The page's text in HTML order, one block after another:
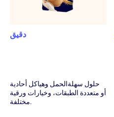
دقيق
حلول سهلةالحمل وهياكل أحادية
أو متعددة الطبقات، وخيارات ورقية
مختلفة.